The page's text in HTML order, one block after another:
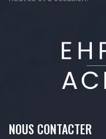
NOUS CONTACTER